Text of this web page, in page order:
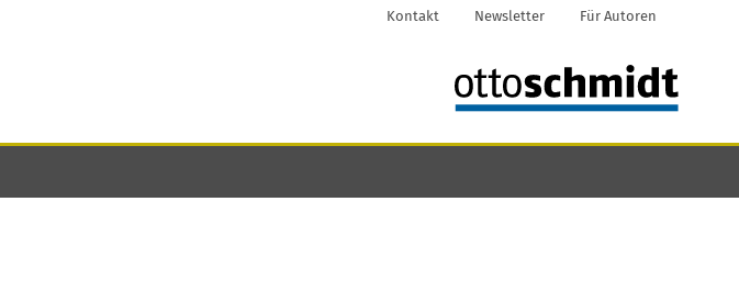
Kontakt Newsletter Für Autoren